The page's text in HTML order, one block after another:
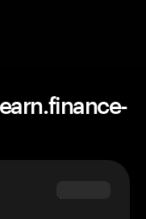
$69.90